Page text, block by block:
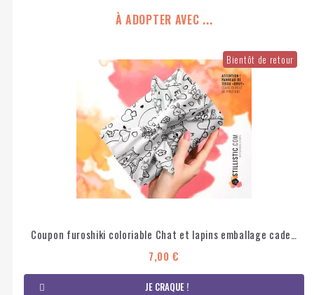
À ADOPTER AVEC ...
Bientôt de retour
Coupon furoshiki coloriable Chat et lapins emballage cadeau coton éco-responsable
7,00 €
JE CRAQUE !